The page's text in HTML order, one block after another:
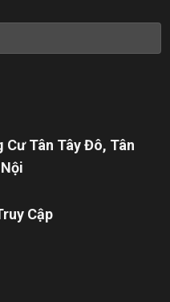
Cư Tân Tây Đô, Tân
Cập